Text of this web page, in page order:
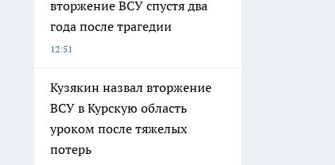
вторжение ВСУ спустя два
года после трагедии
12:51
Кузякин назвал вторжение
ВСУ в Курскую область
уроком после тяжелых
потерь